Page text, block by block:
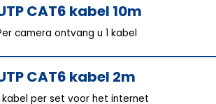
CAT6 kabel 10m
camera ontvang u 1 kabel
CAT6 kabel 2m
kabel per set voor het internet